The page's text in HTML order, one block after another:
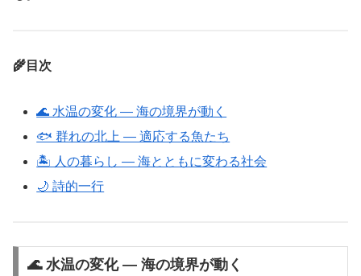
🌾目次
🌊 水温の変化 ― 海の境界が動く
🐟 群れの北上 ― 適応する魚たち
🏝 人の暮らし ― 海とともに変わる社会
🌙 詩的一行
🌊 水温の変化 ― 海の境界が動く